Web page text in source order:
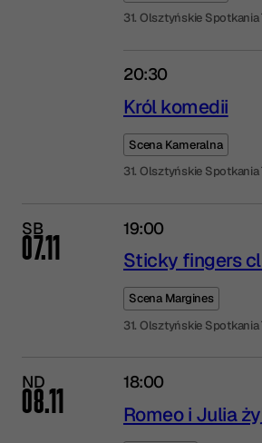
31. Olsztyńskie Spotkania
20:30
Król komedii
Scena Kameralna
31. Olsztyńskie Spotkania
SB
07.11
19:00
Sticky fingers
Scena Margines
31. Olsztyńskie Spotkania
ND
08.11
18:00
Romeo i Julia